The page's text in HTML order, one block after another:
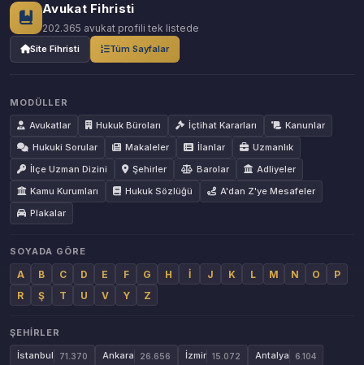
Avukat Fihristi
202.365 avukat profili tek listede
Site Fihristi Tüm Sayfalar
MODÜLLER
Avukatlar
Hukuk Büroları İçtihat Kararları
Kanunlar
Hukuki Sorular
Makaleler İlanlar
Uzmanlık
İlçe Uzman Dizini
Şehirler Barolar
Adliyeler
Kamu Kurumları
Hukuk Sözlüğü
A'dan Z'ye Mesafeler
Plakalar
SOYADA GÖRE
A B C D E F G H İ J K L M N O
P
R
Ş T U V Y Z
ŞEHIRLER
İstanbul
71.370 Ankara 26.656 İzmir 15.072 Antalya 6.104